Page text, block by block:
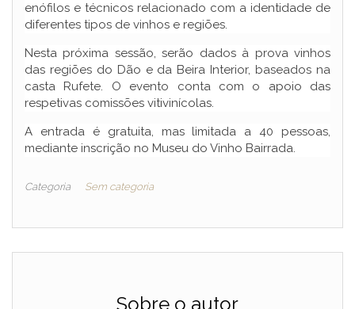
enófilos e técnicos relacionado com a identidade de
diferentes tipos de vinhos e regiões.
Nesta próxima sessão, serão dados à prova vinhos
das regiões do Dão e da Beira Interior, baseados na
casta Rufete. O evento conta com o apoio das
respetivas comissões vitivinícolas.
A entrada é gratuita, mas limitada a 40 pessoas,
mediante inscrição no Museu do Vinho Bairrada.
Categoria Sem categoria
Sobre o autor